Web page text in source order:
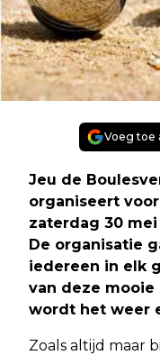
Voeg toe
Jeu de
organiseert
zaterdag 30
De organisatie
iedereen in elk
van deze
wordt het weer
Zoals altijd maar